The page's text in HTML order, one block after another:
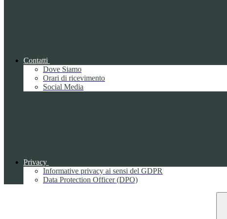
Contatti
Dove Siamo
Orari di ricevimento
Social Media
Privacy
Informative privacy ai sensi del GDPR
Data Protection Officer (DPO)